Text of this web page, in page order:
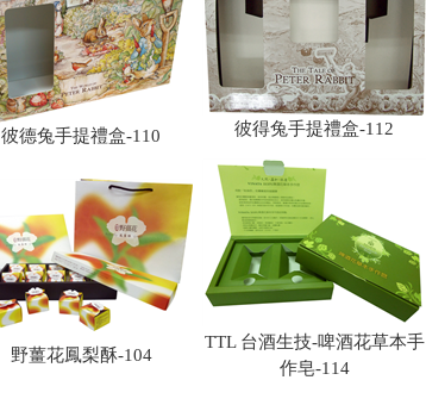
彼德兔手提禮盒-110 彼得兔手提禮盒-112
野薑花鳳梨酥-104
TTL 台酒生技-啤酒花草本手
作皂-114